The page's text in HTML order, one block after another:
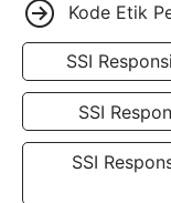
Kode Etik
SSI
SSI
SSI